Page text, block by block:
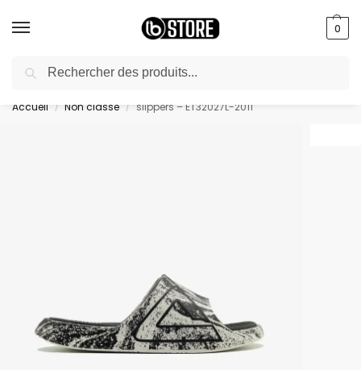
0
livraison gratuite au bureau dès 10000 DA avec paiement en ligne
Accueil / Non classé / slippers – ET32027L-2011